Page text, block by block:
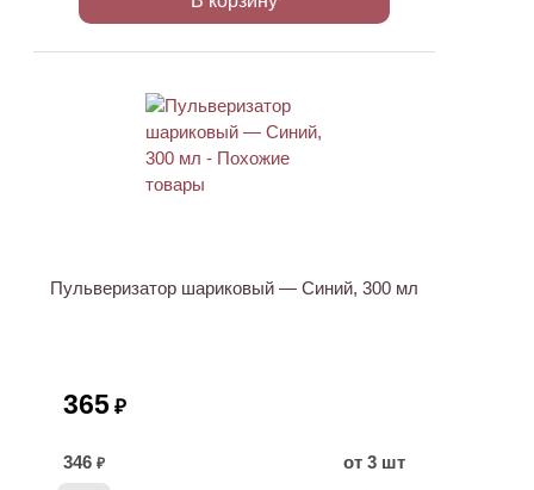
Пульверизатор шариковый — Синий, 300 мл
365 ₽
346 ₽
от 3 шт